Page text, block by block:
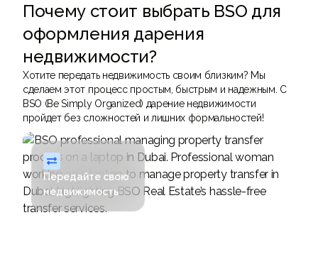
Почему стоит выбрать BSO для
оформления дарения
недвижимости?
Хотите передать недвижимость своим близким? Мы
сделаем этот процесс простым, быстрым и надежным. С
BSO (Be Simply Organized) дарение недвижимости
пройдет без сложностей и лишних формальностей!

Передайте свою
недвижимость